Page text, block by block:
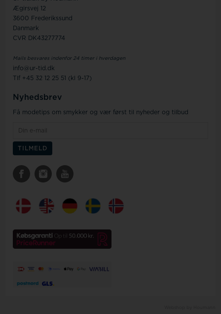
Ægirsvej 12
3600 Frederikssund
Danmark
CVR DK43277774
Mails besvares indenfor 24 timer i hverdagen
info@ur-tid.dk
Tlf +45 32 12 25 51 (kl 9-17)
Nyhedsbrev
Få modetips om smykker og vær først til nyheder og tilbud